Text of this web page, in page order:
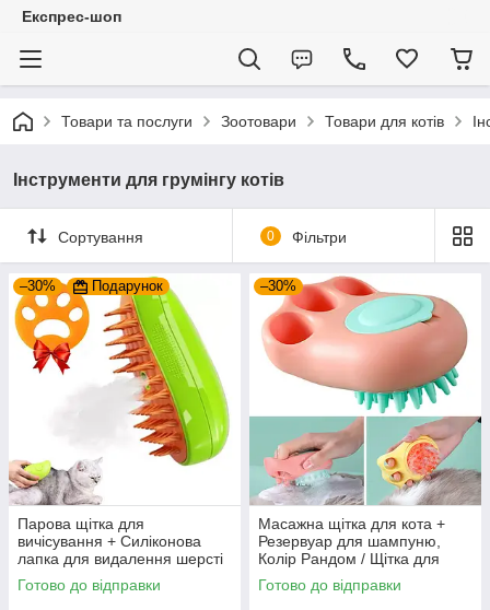
Експрес-шоп
Товари та послуги Зоотовари Товари для котів
Інструменти для грумінгу котів
Сортування 0 Фільтри
–30% Подарунок
Парова щітка для
вичісування + Силіконова
лапка для видалення шерсті
1шт / Гребінець для тварин
Готово до відправки
–30%
Масажна щітка для кота +
Резервуар для шампуню,
Колір Рандом / Щітка для
купання тварин / Гребінець
для котів
Готово до відправки